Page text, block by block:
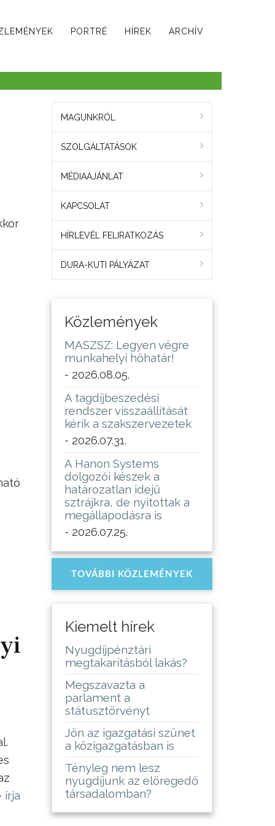
PORTRÉ HÍREK ARCHÍV
írja
MAGUNKRÓL
SZOLGÁLTATÁSOK
MÉDIAAJÁNLAT
KAPCSOLAT
HÍRLEVÉL FELIRATKOZÁS
DURA-KUTI PÁLYÁZAT
Közlemények
MASZSZ: Legyen végre
munkahelyi hőhatár!
- 2026.08.05.
A tagdíjbeszedési
rendszer visszaállítását
kérik a szakszervezetek
- 2026.07.31.
A Hanon Systems
dolgozói készek a
határozatlan idejű
sztrájkra, de nyitottak a
megállapodásra is
- 2026.07.25.
TOVÁBBI KÖZLEMÉNYEK
Kiemelt hírek
Nyugdíjpénztári
megtakarításból lakás?
Megszavazta a
parlament a
státusztörvényt
Jön az igazgatási szünet
a közigazgatásban is
Tényleg nem lesz
nyugdíjunk az elöregedő
társadalomban?